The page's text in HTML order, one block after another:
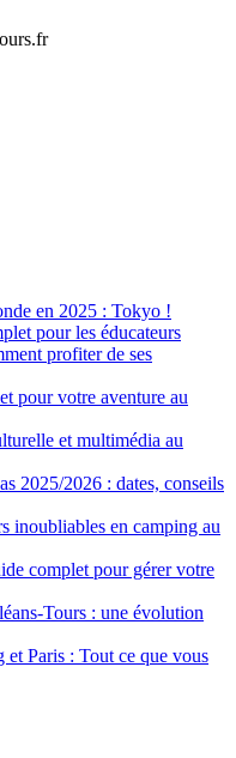
en 2025 : Tokyo !
pour les éducateurs
profiter de ses
pour votre aventure au
et multimédia au
2025/2026 : dates, conseils
inoubliables en camping au
complet pour gérer votre
Tours : une évolution
Paris : Tout ce que vous